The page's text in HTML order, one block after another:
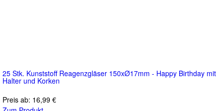
25 Stk. Kunststoff Reagenzgläser 150xØ17mm - Happy Birthday mit
Halter und Korken
Preis ab: 16,99 €